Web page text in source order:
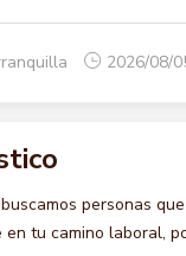
2026/08/
personas
tu camino laboral,